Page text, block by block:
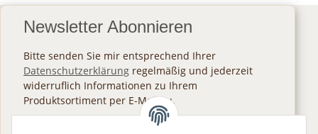
Newsletter Abonnieren
Bitte senden Sie mir entsprechend Ihrer
Datenschutzerklärung regelmäßig und jederzeit
widerruflich Informationen zu Ihrem
Produktsortiment per E-Mail zu.